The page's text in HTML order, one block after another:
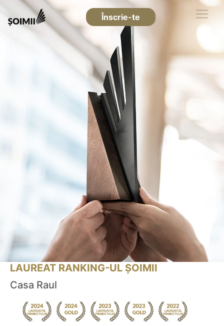
Înscrie-te
LAUREAT RANKING-UL ȘOIMII
Casa Raul